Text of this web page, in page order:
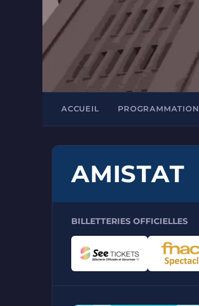
ACCUEIL PROGRAMMATION
AMISTAT
BILLETTERIES OFFICIELLES